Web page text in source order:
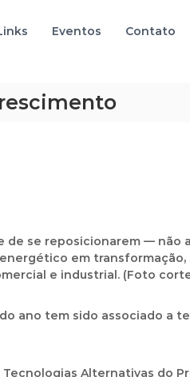
Eventos Contato
se reposicionarem — não
em transformação,
e industrial. (Foto
ano tem sido associado a
Tecnologias Alternativas do